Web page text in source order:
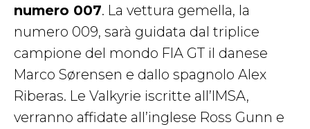
numero 007. La vettura gemella, la
numero 009, sarà guidata dal triplice
campione del mondo FIA GT il danese
Marco Sørensen e dallo spagnolo Alex
Riberas. Le Valkyrie iscritte all’IMSA,
verranno affidate all’inglese Ross Gunn e